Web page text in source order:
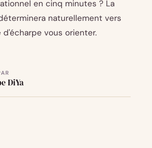
DiYa
en cinq minutes ? La
naturellement vers
vous orienter.